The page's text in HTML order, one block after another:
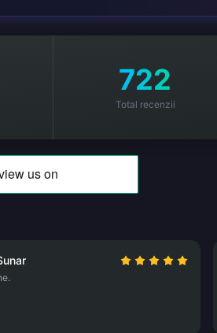
722
Total recenzii